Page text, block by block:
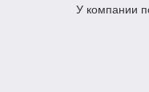
У компании